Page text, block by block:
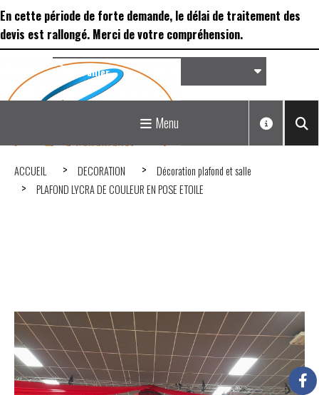
En cette période de forte demande, le délai de traitement des
devis est rallongé. Merci de votre compréhension.
Matériel de réception &
Déco...
Panier
Menu
ACCUEIL DECORATION
Décoration plafond et salle
PLAFOND LYCRA DE COULEUR EN POSE ETOILE